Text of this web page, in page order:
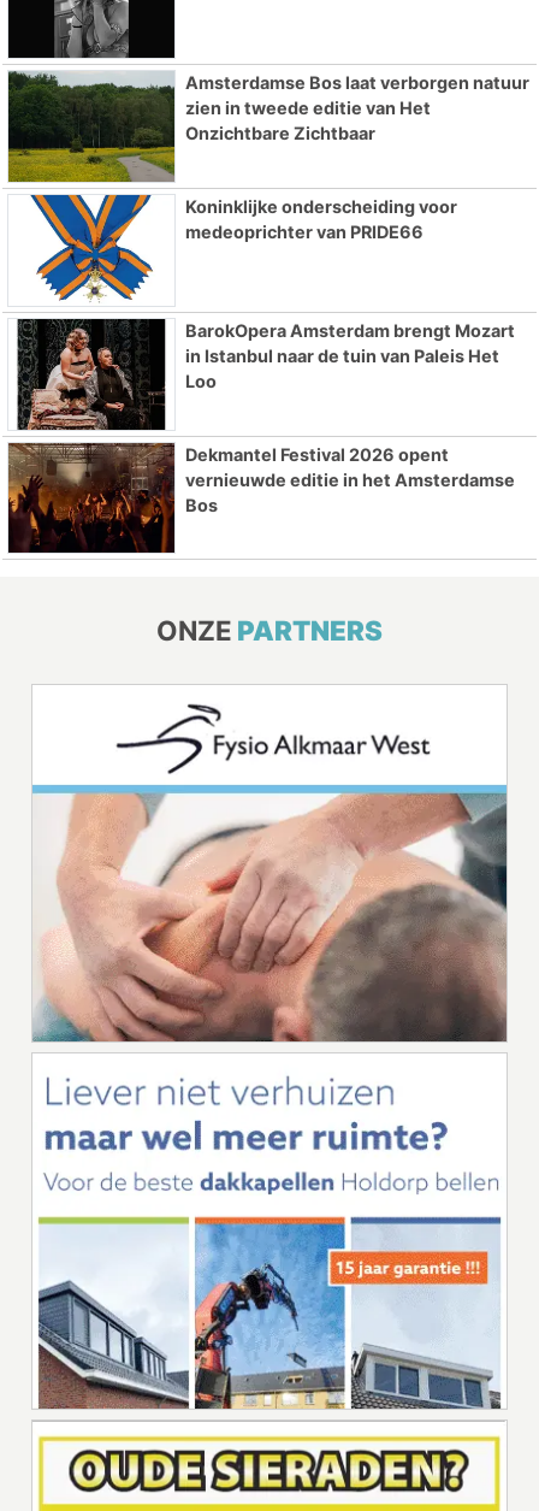
Amsterdamse Bos laat verborgen natuur
zien in tweede editie van Het
Onzichtbare Zichtbaar
Koninklijke onderscheiding voor
medeoprichter van PRIDE66
BarokOpera Amsterdam brengt Mozart
in Istanbul naar de tuin van Paleis Het
Loo
Dekmantel Festival 2026 opent
vernieuwde editie in het Amsterdamse
Bos
ONZE PARTNERS